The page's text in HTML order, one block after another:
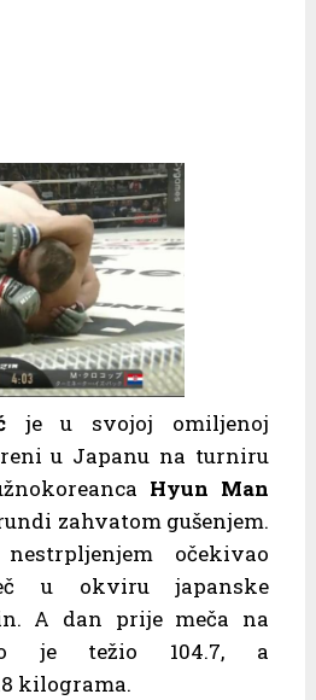
je u svojoj omiljenoj
u Japanu na turniru
Hyun Man
zahvatom gušenjem.
očekivao
u okviru japanske
A dan prije meča na
je težio 104.7, a
kilograma.